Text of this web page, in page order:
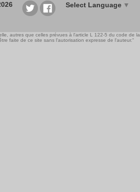
Select Language ▼
autres que celles prévues à l'article L 122-5 du code de la
faite de ce site sans l'autorisation expresse de l'auteur."